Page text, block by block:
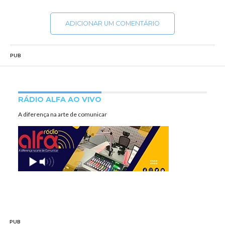
ADICIONAR UM COMENTÁRIO
PUB
RÁDIO ALFA AO VIVO
A diferença na arte de comunicar
PUB